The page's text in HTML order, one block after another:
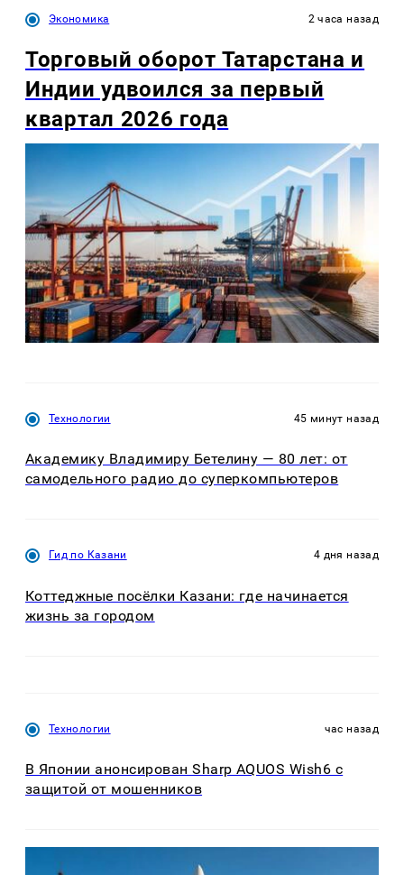
Экономика 2 часа назад
Торговый оборот Татарстана и
Индии удвоился за первый
квартал 2026 года
Технологии 45 минут назад
Академику Владимиру Бетелину — 80 лет: от
самодельного радио до суперкомпьютеров
Гид по Казани 4 дня назад
Коттеджные посёлки Казани: где начинается
жизнь за городом
Технологии час назад
В Японии анонсирован Sharp AQUOS Wish6 с
защитой от мошенников